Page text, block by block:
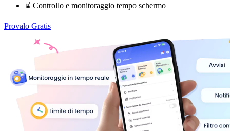
⌛ Controllo e monitoraggio tempo schermo
Provalo Gratis